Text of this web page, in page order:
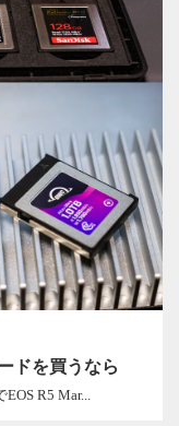
ドを買うなら
R5 Mar...